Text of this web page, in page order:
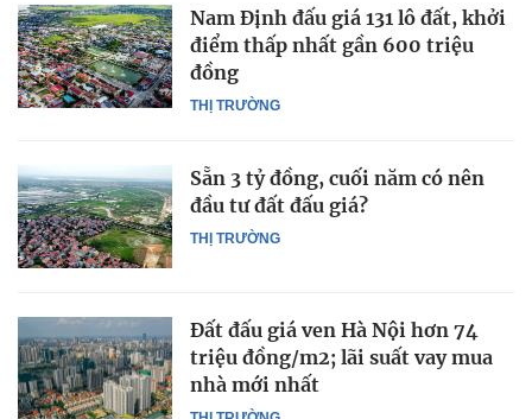
THỊ TRƯỜNG
Nam Định đấu giá 131 lô đất, khởi
điểm thấp nhất gần 600 triệu
đồng
THỊ TRƯỜNG
Sẵn 3 tỷ đồng, cuối năm có nên
đầu tư đất đấu giá?
Đất đấu giá ven Hà Nội hơn 74
triệu đồng/m2; lãi suất vay mua
nhà mới nhất